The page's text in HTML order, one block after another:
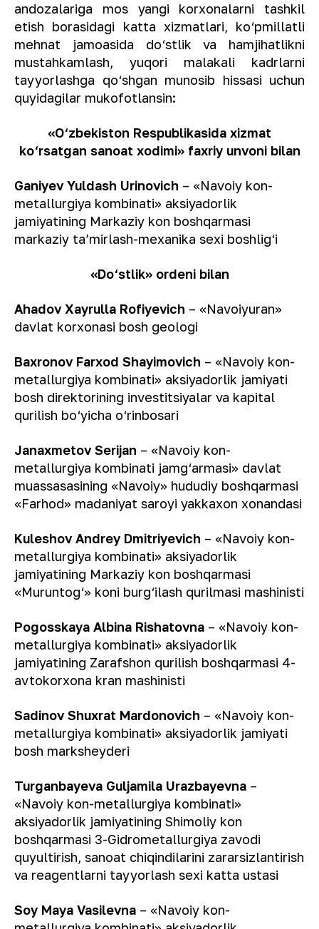
andozalariga mos yangi korxonalarni tashkil
etish borasidagi katta xizmatlari, ko‘pmillatli
mehnat jamoasida do‘stlik va hamjihatlikni
mustahkamlash, yuqori malakali kadrlarni
tayyorlashga qo‘shgan munosib hissasi uchun
quyidagilar mukofotlansin:
«O‘zbekiston Respublikasida xizmat
ko‘rsatgan sanoat xodimi» faxriy unvoni bilan
Ganiyev Yuldash Urinovich – «Navoiy kon-
metallurgiya kombinati» aksiyadorlik
jamiyatining Markaziy kon boshqarmasi
markaziy ta’mirlash-mexanika sexi boshlig‘i
«Do‘stlik» ordeni bilan
Ahadov Xayrulla Rofiyevich – «Navoiyuran»
davlat korxonasi bosh geologi
Baxronov Farxod Shayimovich – «Navoiy kon-
metallurgiya kombinati» aksiyadorlik jamiyati
bosh direktorining investitsiyalar va kapital
qurilish bo‘yicha o‘rinbosari
Janaxmetov Serijan – «Navoiy kon-
metallurgiya kombinati jamg‘armasi» davlat
muassasasining «Navoiy» hududiy boshqarmasi
«Farhod» madaniyat saroyi yakkaxon xonandasi
Kuleshov Andrey Dmitriyevich – «Navoiy kon-
metallurgiya kombinati» aksiyadorlik
jamiyatining Markaziy kon boshqarmasi
«Muruntog‘» koni burg‘ilash qurilmasi mashinisti
Pogosskaya Albina Rishatovna – «Navoiy kon-
metallurgiya kombinati» aksiyadorlik
jamiyatining Zarafshon qurilish boshqarmasi 4-
avtokorxona kran mashinisti
Sadinov Shuxrat Mardonovich – «Navoiy kon-
metallurgiya kombinati» aksiyadorlik jamiyati
bosh marksheyderi
Turganbayeva Guljamila Urazbayevna –
«Navoiy kon-metallurgiya kombinati»
aksiyadorlik jamiyatining Shimoliy kon
boshqarmasi 3-Gidrometallurgiya zavodi
quyultirish, sanoat chiqindilarini zararsizlantirish
va reagentlarni tayyorlash sexi katta ustasi
Soy Maya Vasilevna – «Navoiy kon-